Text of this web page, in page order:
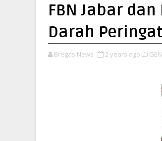
FBN Jabar
Darah
Bregas News 2 years ago